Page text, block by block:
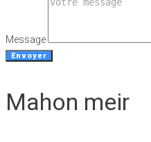
Message
Envoyer
Mahon meir